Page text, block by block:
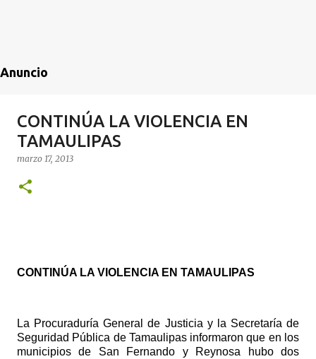
Anuncio
CONTINÚA LA VIOLENCIA EN
TAMAULIPAS
marzo 17, 2013
CONTINÚA LA VIOLENCIA EN TAMAULIPAS
La Procuraduría General de Justicia y la Secretaría de
Seguridad Pública de Tamaulipas informaron que en los
municipios de San Fernando y Reynosa hubo dos